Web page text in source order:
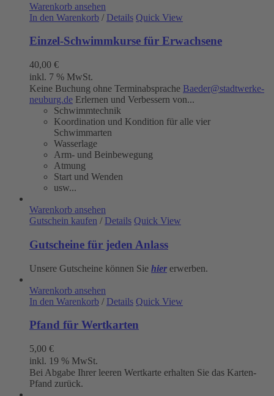
Warenkorb ansehen
In den Warenkorb / Details Quick View
Einzel-Schwimmkurse für Erwachsene
40,00 €
inkl. 7 % MwSt.
Keine Buchung ohne Terminabsprache Baeder@stadtwerke-
neuburg.de Erlernen und Verbessern von...
Schwimmtechnik
Koordination und Kondition für alle vier
Schwimmarten
Wasserlage
Arm- und Beinbewegung
Atmung
Start und Wenden
usw...
Warenkorb ansehen
Gutschein kaufen / Details Quick View
Gutscheine für jeden Anlass
Unsere Gutscheine können Sie hier erwerben.
Warenkorb ansehen
In den Warenkorb / Details Quick View
Pfand für Wertkarten
5,00 €
inkl. 19 % MwSt.
Bei Abgabe Ihrer leeren Wertkarte erhalten Sie das Karten-
Pfand zurück.